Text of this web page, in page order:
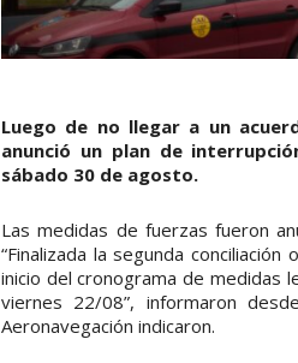
Luego de no llegar a un
anunció un plan de
sábado 30 de agosto.
Las medidas de fuerzas fueron
“Finalizada la segunda
inicio del cronograma de medidas
viernes 22/08”, informaron
Aeronavegación indicaron.